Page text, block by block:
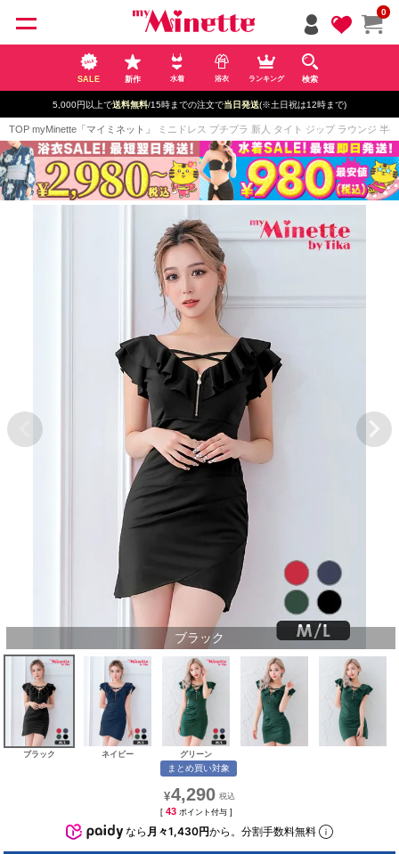
0
SALE 新作 水着 浴衣 ランキング 検索
5,000円以上で送料無料/15時までの注文で当日発送(※土日祝は12時まで)
TOP myMinette「マイミネット」 ミニドレス プチプラ 新人 タイト ジップ ラウンジ 半
ブラック
ブラック ネイビー グリーン
まとめ買い対象
¥4,290
[ 43 ポイント付与 ]
なら 月々1,430円から。分割手数料無料
ペー
ジト
ップ